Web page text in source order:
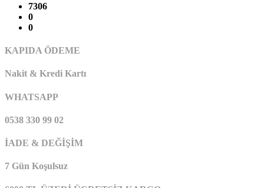
7306
0
0
KAPIDA ÖDEME
Nakit & Kredi Kartı
WHATSAPP
0538 330 99 02
İADE & DEĞİŞİM
7 Gün Koşulsuz